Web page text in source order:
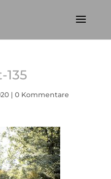
| 0 Kommentare